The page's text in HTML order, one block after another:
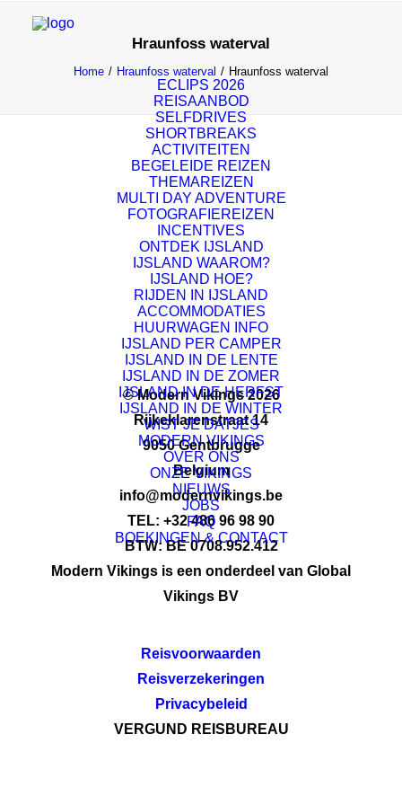
ECLIPS 2026
REISAANBOD
SELFDRIVES
SHORTBREAKS
ACTIVITEITEN
BEGELEIDE REIZEN
THEMAREIZEN
MULTI DAY ADVENTURE
FOTOGRAFIEREIZEN
INCENTIVES
ONTDEK IJSLAND
IJSLAND WAAROM?
IJSLAND HOE?
RIJDEN IN IJSLAND
ACCOMMODATIES
HUURWAGEN INFO
IJSLAND PER CAMPER
IJSLAND IN DE LENTE
IJSLAND IN DE ZOMER
IJSLAND IN DE HERFST
IJSLAND IN DE WINTER
WIST JE DATJES
MODERN VIKINGS
OVER ONS
ONZE VIKINGS
NIEUWS
JOBS
FAQ
BOEKINGEN & CONTACT
Hraunfoss waterval
Home Hraunfoss waterval Hraunfoss waterval
© Modern Vikings 2026
Rijkeklarenstraat 14
9050 Gentbrugge
Belgium
info@modernvikings.be
TEL: +32 486 96 98 90
BTW: BE 0708.952.412
Modern Vikings is een onderdeel van Global
Vikings BV
Reisvoorwaarden
Reisverzekeringen
Privacybeleid
VERGUND REISBUREAU